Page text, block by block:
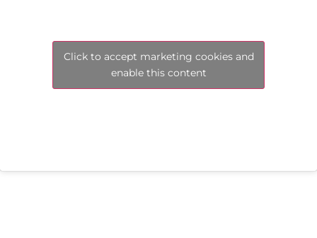
Click to accept marketing cookies and
enable this content